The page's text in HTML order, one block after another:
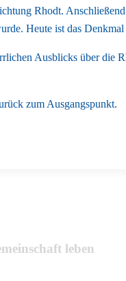
Rhodt.
Heute ist das
Ausblicks über die
zum Ausgangspunkt.
leben